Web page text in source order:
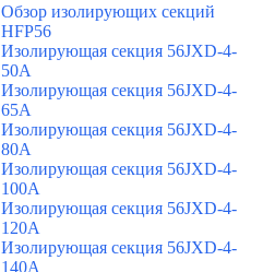
Обзор изолирующих секций
HFP56
Изолирующая секция 56JXD-4-
50A
Изолирующая секция 56JXD-4-
65A
Изолирующая секция 56JXD-4-
80A
Изолирующая секция 56JXD-4-
100A
Изолирующая секция 56JXD-4-
120A
Изолирующая секция 56JXD-4-
140A